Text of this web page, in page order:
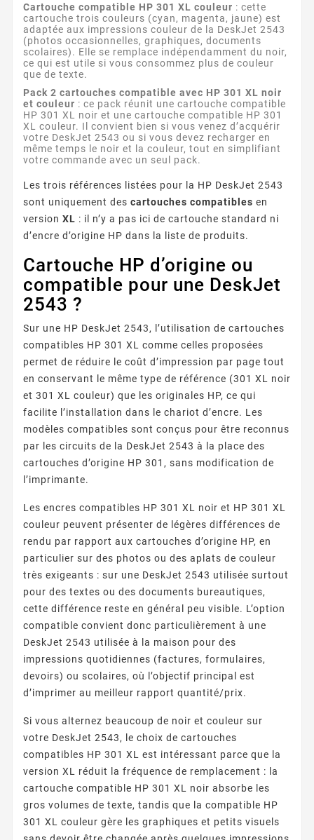
Cartouche compatible HP 301 XL couleur : cette
cartouche trois couleurs (cyan, magenta, jaune) est
adaptée aux impressions couleur de la DeskJet 2543
(photos occasionnelles, graphiques, documents
scolaires). Elle se remplace indépendamment du noir,
ce qui est utile si vous consommez plus de couleur
que de texte.
Pack 2 cartouches compatible avec HP 301 XL noir
et couleur : ce pack réunit une cartouche compatible
HP 301 XL noir et une cartouche compatible HP 301
XL couleur. Il convient bien si vous venez d’acquérir
votre DeskJet 2543 ou si vous devez recharger en
même temps le noir et la couleur, tout en simplifiant
votre commande avec un seul pack.
Les trois références listées pour la HP DeskJet 2543
sont uniquement des cartouches compatibles en
version XL : il n’y a pas ici de cartouche standard ni
d’encre d’origine HP dans la liste de produits.
Cartouche HP d’origine ou
compatible pour une DeskJet
2543 ?
Sur une HP DeskJet 2543, l’utilisation de cartouches
compatibles HP 301 XL comme celles proposées
permet de réduire le coût d’impression par page tout
en conservant le même type de référence (301 XL noir
et 301 XL couleur) que les originales HP, ce qui
facilite l’installation dans le chariot d’encre. Les
modèles compatibles sont conçus pour être reconnus
par les circuits de la DeskJet 2543 à la place des
cartouches d’origine HP 301, sans modification de
l’imprimante.
Les encres compatibles HP 301 XL noir et HP 301 XL
couleur peuvent présenter de légères différences de
rendu par rapport aux cartouches d’origine HP, en
particulier sur des photos ou des aplats de couleur
très exigeants : sur une DeskJet 2543 utilisée surtout
pour des textes ou des documents bureautiques,
cette différence reste en général peu visible. L’option
compatible convient donc particulièrement à une
DeskJet 2543 utilisée à la maison pour des
impressions quotidiennes (factures, formulaires,
devoirs) ou scolaires, où l’objectif principal est
d’imprimer au meilleur rapport quantité/prix.
Si vous alternez beaucoup de noir et couleur sur
votre DeskJet 2543, le choix de cartouches
compatibles HP 301 XL est intéressant parce que la
version XL réduit la fréquence de remplacement : la
cartouche compatible HP 301 XL noir absorbe les
gros volumes de texte, tandis que la compatible HP
301 XL couleur gère les graphiques et petits visuels